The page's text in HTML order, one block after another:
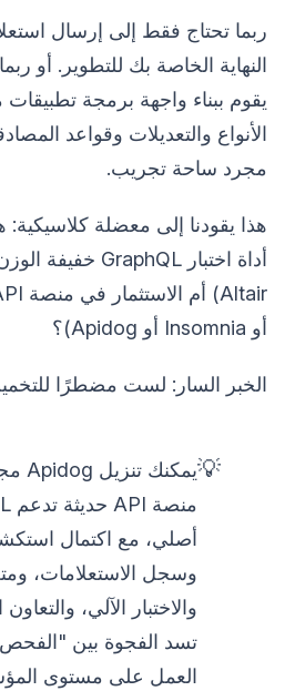
ربما تحتاج فقط إلى إرسال
النهاية الخاصة بك للتطوير. أو
يقوم ببناء واجهة برمجة
الأنواع والتعديلات وقواعد
مجرد ساحة تجريب.
هذا يقودنا إلى معضلة
أو Insomnia أو Apidog)؟
الخبر السار: لست مضطرًا
💡
أصلي، مع اكتمال
وسجل الاستعلامات،
والاختبار الآلي،
تسد الفجوة بين
العمل على مستوى